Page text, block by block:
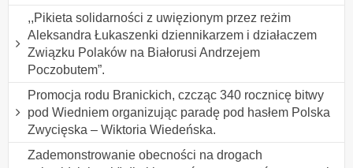
,,Pikieta solidarności z uwięzionym przez reżim
Aleksandra Łukaszenki dziennikarzem i działaczem
Związku Polaków na Białorusi Andrzejem
Poczobutem”.
Promocja rodu Branickich, czcząc 340 rocznicę bitwy
pod Wiedniem organizując paradę pod hasłem Polska
Zwycięska – Wiktoria Wiedeńska.
Zademonstrowanie obecności na drogach